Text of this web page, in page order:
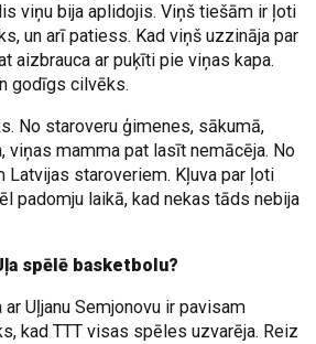
viņu bija aplidojis. Viņš tiešām ir ļoti
un arī patiess. Kad viņš uzzināja par
aizbrauca ar puķīti pie viņas kapa.
godīgs cilvēks.
No staroveru ģimenes, sākumā,
viņas mamma pat lasīt nemācēja. No
staroveriem. Kļuva par ļoti
padomju laikā, kad nekas tāds nebija
spēlē basketbolu?
Uļjanu Semjonovu ir pavisam
kad TTT visas spēles uzvarēja. Reiz